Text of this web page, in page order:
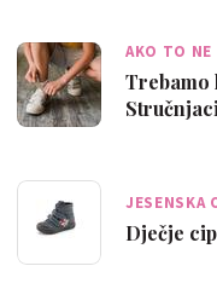
AKO TO NE
Trebamo
JESENSKA
Dječje